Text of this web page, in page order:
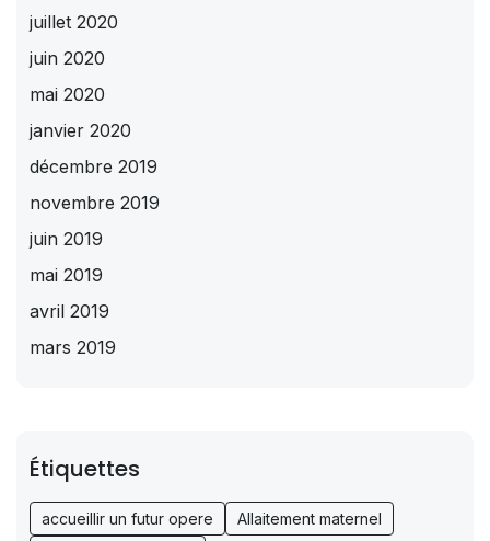
juillet 2020
juin 2020
mai 2020
janvier 2020
décembre 2019
novembre 2019
juin 2019
mai 2019
avril 2019
mars 2019
Étiquettes
accueillir un futur opere
Allaitement maternel